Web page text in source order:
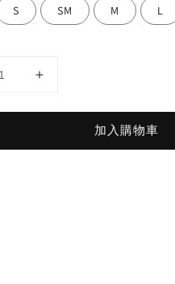
S SM M L
加入購物車